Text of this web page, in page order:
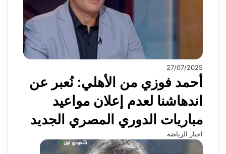
27/07/2025
أحمد فوزي من الأهلي: نُعبر عن
اندهاشنا لعدم إعلان مواعيد
مباريات الدوري المصري الجديد
اخبار الرياضة